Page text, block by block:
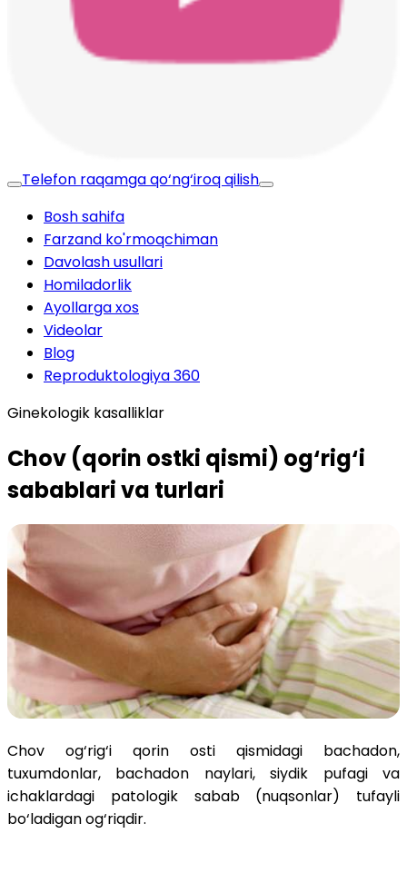
Telefon raqamga qo‘ng‘iroq qilish
Bosh sahifa
Farzand ko'rmoqchiman
Davolash usullari
Homiladorlik
Ayollarga xos
Videolar
Blog
Reproduktologiya 360
Ginekologik kasalliklar
Chov (qorin ostki qismi) og‘rig‘i
sabablari va turlari
Chov og‘rig‘i qorin osti qismidagi bachadon,
tuxumdonlar, bachadon naylari, siydik pufagi va
ichaklardagi patologik sabab (nuqsonlar) tufayli
bo‘ladigan og‘riqdir.